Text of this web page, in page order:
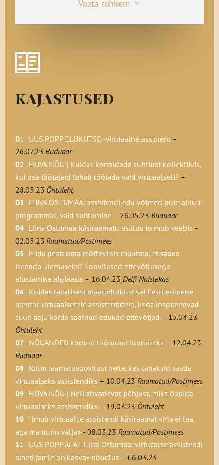
Vaata rohkem 3
KAJASTUSED
UUS POPP ELUKUTSE -virtuaalne assistent –
26.07.23 Buduaar
HÜVA NÕU | Kuidas korraldada suhtlust kollektiivis,
kui osa töötajaid tahab töötada vaid virtuaalselt? –
28.05.23 Õhtuleht
LIINA OSTUMAA: assistendi edu võtmed pole ainult
programmid, vaid suhtumine – 26.05.23 Buduaar
Liina Ostumaa käsiraamatu esitlus toimub veebis –
02.05.23 Raamatud/Postimees
Mida peab oma mõtteviisis muutma, et saada
iseenda ülemuseks? Soovitused ettevõtlusega
alustamise algfaasis – 16.04.23 Delfi Naistekas
Kuidas tavalisest maatüdrukust sai Eesti esimene
mentor virtuaalsetele assistentidele, keda inspireerivad
suuri asju korda saatnud edukad ettevõtjad – 15.04.23
Õhtuleht
NÕUANDED koduse tööruumi loomiseks – 12.04.23
Buduaar
Kolm raamatusoovitust neile, kes tahaksid saada
virtuaalseks assistendiks – 10.04.23 Raamatud/Postimees
HÜVA NÕU | Neli ahvatlevat põhjust, miks õppida
virtuaalseks assistendiks – 19.03.23 Õhtuleht
Ilmub virtuaalse assistendi käsiraamat «Ma ei tea,
aga ma uurin välja» - 08.03.23 Raamatud/Postimees
UUS POPP ALA I Liina Ostumaa: virtuaalse assistendi
ameti järele on kasvav nõudlus – 06.03.23